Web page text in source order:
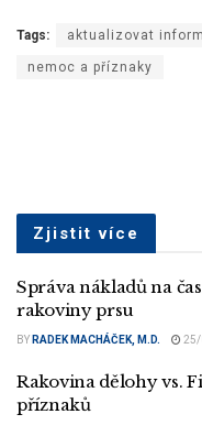
Tags: aktualizovat
nemoc a příznaky
Zjistit více
Správa nákladů na
rakoviny prsu
BY RADEK MACHÁČEK, M.D. 25/
Rakovina dělohy vs.
příznaků